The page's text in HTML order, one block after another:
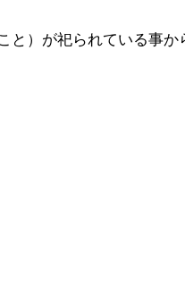
）が祀られている事か